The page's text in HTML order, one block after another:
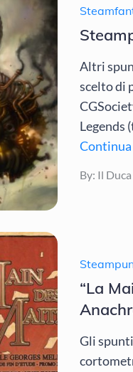
Altri
scelto di
Legends
Continua
By: Il
“La
Gli